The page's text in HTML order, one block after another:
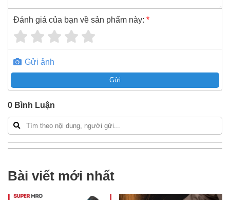
Đánh giá của bạn về sản phẩm này: *
Gửi ảnh
Gửi
0 Bình Luận
Bài viết mới nhất